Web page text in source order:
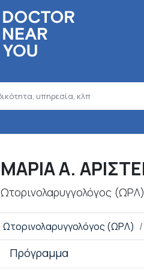
ΜΑΡΙΑ Α.
Ωτορινολαρυγγολόγος (ΩΡΛ)
Ωτορινολαρυγγολόγος (ΩΡΛ)
Πρόγραμμα